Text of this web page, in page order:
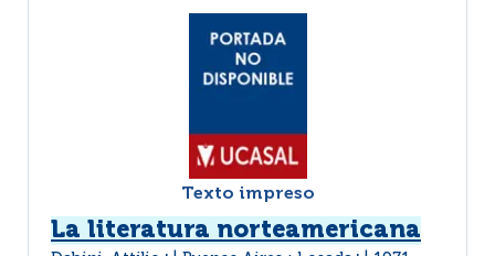
Texto impreso
La literatura norteamericana